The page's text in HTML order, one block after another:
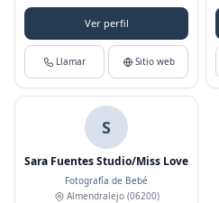
Ver perfil
Llamar Sitio web
S
Sara Fuentes Studio/Miss Love
Fotografía de Bebé
Almendralejo(06200)